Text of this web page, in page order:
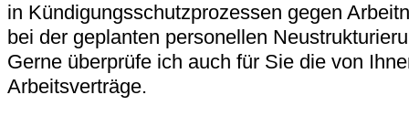
in Kündigungsschutzprozessen gegen
bei der geplanten personellen
Gerne überprüfe ich auch für Sie die von
Arbeitsverträge.